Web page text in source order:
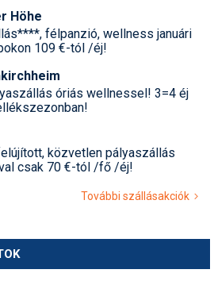
Höhe
félpanzió, wellness januári
109 €-tól /éj!
óriás wellnessel! 3=4 éj
közvetlen pályaszállás
csak 70 €-tól /fő /éj!
További szállásakciók